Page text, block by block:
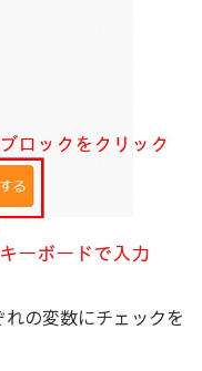
の変数にチェックを